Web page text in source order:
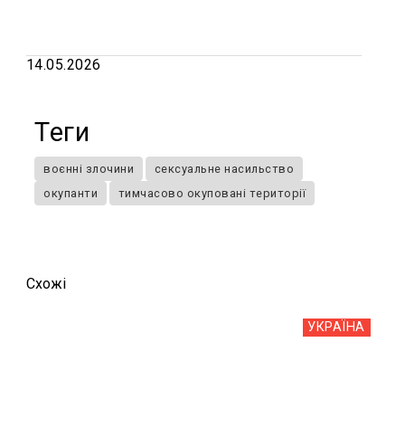
14.05.2026
Теги
воєнні злочини
сексуальне насильство
окупанти
тимчасово окуповані території
Схожi
УКРАЇНА